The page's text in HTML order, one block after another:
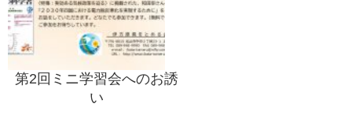
第2回ミニ学習会へのお誘
い